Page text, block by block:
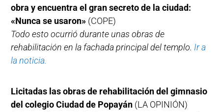
obra y encuentra el gran secreto de la ciudad:
«Nunca se usaron» (COPE)
Todo esto ocurrió durante unas obras de
rehabilitación en la fachada principal del templo. Ir a
la noticia.
Licitadas las obras de rehabilitación del gimnasio
del colegio Ciudad de Popayán (LA OPINIÓN)